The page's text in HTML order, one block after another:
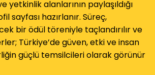
yetkinlik alanlarının paylaşıldığı
sayfası hazırlanır. Süreç,
bir ödül töreniyle taçlandırılır ve
Türkiye’de güven, etki ve insan
güçlü temsilcileri olarak görünür